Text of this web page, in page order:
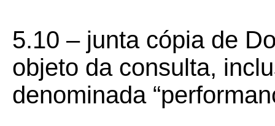
5.10 – junta cópia de
objeto da consulta,
denominada